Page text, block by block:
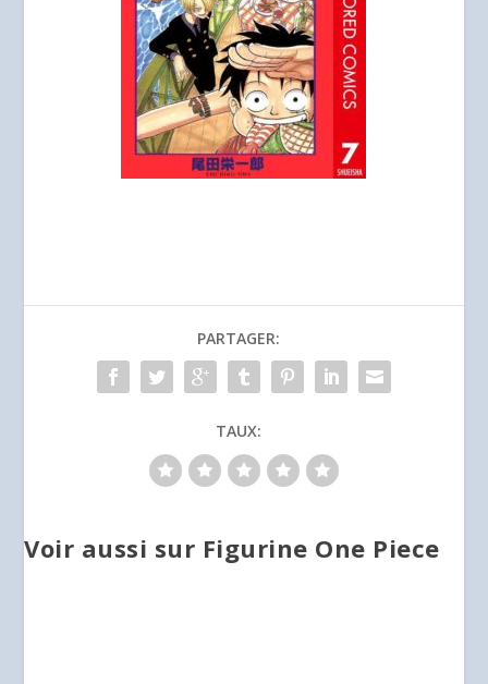
PARTAGER:
TAUX:
Voir aussi sur Figurine One Piece